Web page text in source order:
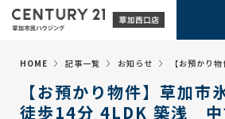
HOME 記事一覧 お知らせ 【お預かり
【お預かり物件】草加市
徒歩14分 4LDK 築浅 中